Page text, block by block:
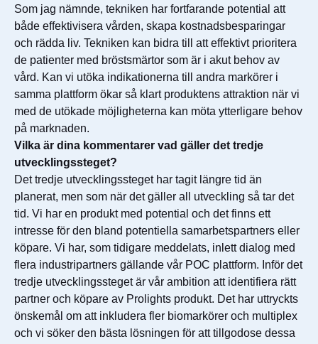
Som jag nämnde, tekniken har fortfarande potential att
både effektivisera vården, skapa kostnadsbesparingar
och rädda liv. Tekniken kan bidra till att effektivt prioritera
de patienter med bröstsmärtor som är i akut behov av
vård. Kan vi utöka indikationerna till andra markörer i
samma plattform ökar så klart produktens attraktion när vi
med de utökade möjligheterna kan möta ytterligare behov
på marknaden.
Vilka är dina kommentarer vad gäller det tredje
utvecklingssteget?
Det tredje utvecklingssteget har tagit längre tid än
planerat, men som när det gäller all utveckling så tar det
tid. Vi har en produkt med potential och det finns ett
intresse för den bland potentiella samarbetspartners eller
köpare. Vi har, som tidigare meddelats, inlett dialog med
flera industripartners gällande vår POC plattform. Inför det
tredje utvecklingssteget är vår ambition att identifiera rätt
partner och köpare av Prolights produkt. Det har uttryckts
önskemål om att inkludera fler biomarkörer och multiplex
och vi söker den bästa lösningen för att tillgodose dessa